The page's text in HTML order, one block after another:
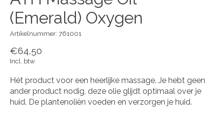
(Emerald) Oxygen
Artikelnummer: 761001
€64,50
Incl. btw
Hét product voor een heerlijke massage. Je hebt geen
ander product nodig, deze olie glijdt optimaal over je
huid. De plantenoliën voeden en verzorgen je huid.​